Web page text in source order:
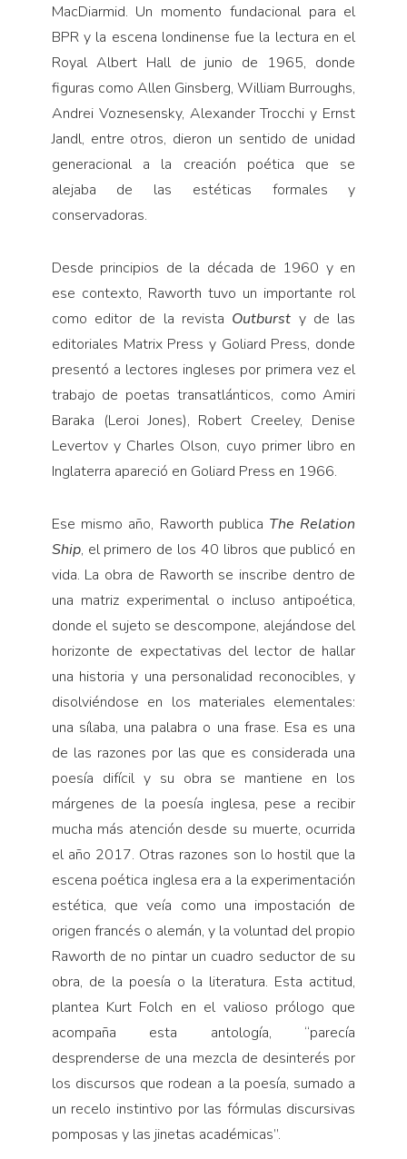
MacDiarmid. Un momento fundacional para el
BPR y la escena londinense fue la lectura en el
Royal Albert Hall de junio de 1965, donde
figuras como Allen Ginsberg, William Burroughs,
Andrei Voznesensky, Alexander Trocchi y Ernst
Jandl, entre otros, dieron un sentido de unidad
generacional a la creación poética que se
alejaba de las estéticas formales y
conservadoras.
Desde principios de la década de 1960 y en
ese contexto, Raworth tuvo un importante rol
como editor de la revista Outburst y de las
editoriales Matrix Press y Goliard Press, donde
presentó a lectores ingleses por primera vez el
trabajo de poetas transatlánticos, como Amiri
Baraka (Leroi Jones), Robert Creeley, Denise
Levertov y Charles Olson, cuyo primer libro en
Inglaterra apareció en Goliard Press en 1966.
Ese mismo año, Raworth publica The Relation
Ship, el primero de los 40 libros que publicó en
vida. La obra de Raworth se inscribe dentro de
una matriz experimental o incluso antipoética,
donde el sujeto se descompone, alejándose del
horizonte de expectativas del lector de hallar
una historia y una personalidad reconocibles, y
disolviéndose en los materiales elementales:
una sílaba, una palabra o una frase. Esa es una
de las razones por las que es considerada una
poesía difícil y su obra se mantiene en los
márgenes de la poesía inglesa, pese a recibir
mucha más atención desde su muerte, ocurrida
el año 2017. Otras razones son lo hostil que la
escena poética inglesa era a la experimentación
estética, que veía como una impostación de
origen francés o alemán, y la voluntad del propio
Raworth de no pintar un cuadro seductor de su
obra, de la poesía o la literatura. Esta actitud,
plantea Kurt Folch en el valioso prólogo que
acompaña esta antología, “parecía
desprenderse de una mezcla de desinterés por
los discursos que rodean a la poesía, sumado a
un recelo instintivo por las fórmulas discursivas
pomposas y las jinetas académicas”.